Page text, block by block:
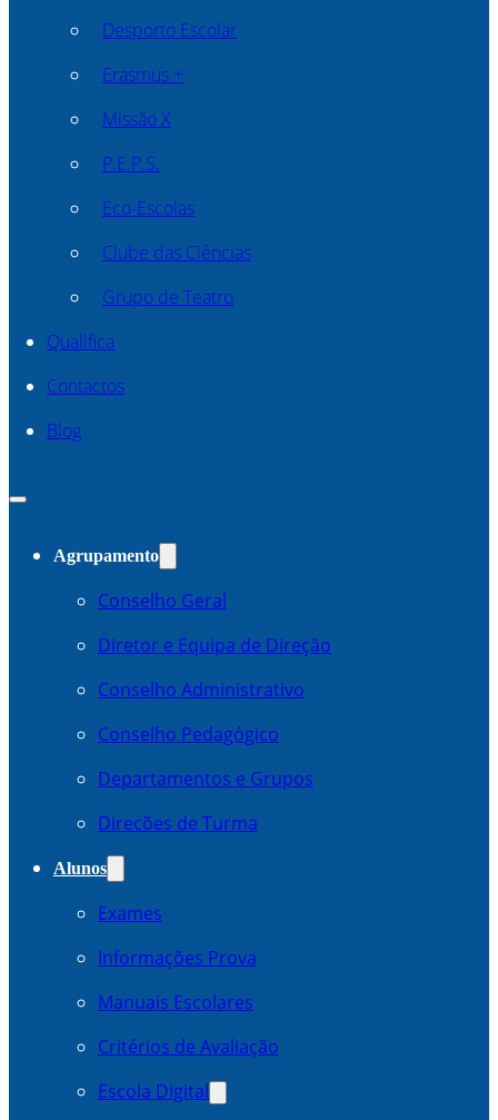
Desporto Escolar
Erasmus +
Missão X
P.E.P.S.
Eco-Escolas
Clube das Ciências
Grupo de Teatro
Qualifica
Contactos
Blog
Agrupamento
Conselho Geral
Diretor e Equipa de Direção
Conselho Administrativo
Conselho Pedagógico
Departamentos e Grupos
Direcões de Turma
Alunos
Exames
Informações Prova
Manuais Escolares
Critérios de Avaliação
Escola Digital